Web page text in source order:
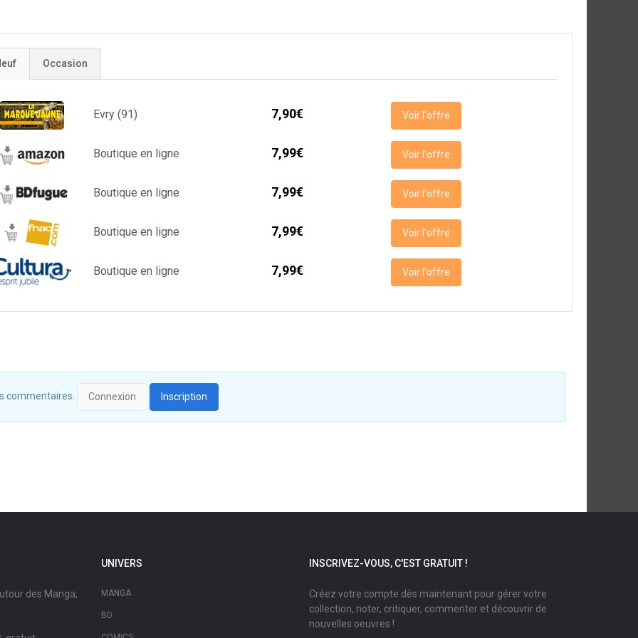
Occasion
Evry (91) 7,90€ Voir l'offre
Boutique en ligne 7,99€ Voir l'offre
Boutique en ligne 7,99€ Voir l'offre
Boutique en ligne 7,99€ Voir l'offre
Boutique en ligne 7,99€ Voir l'offre
commentaires. Connexion Inscription
des Manga,
UNIVERS
MANGA
BD
INSCRIVEZ-VOUS, C'EST GRATUIT !
Créez votre compte dès maintenant pour gérer votre
collection, noter, critiquer, commenter et découvrir de
nouvelles oeuvres !